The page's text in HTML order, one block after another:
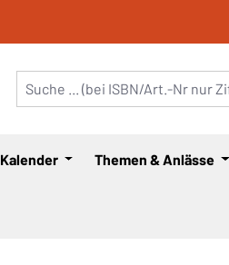
Kalender Themen & Anlässe